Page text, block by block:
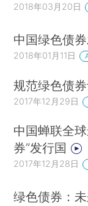
2018年03月20日
中国绿色债
2018年01月11日
规范绿色债
2017年12月29日
中国蝉联全
券”发行国
2017年12月28日
绿色债券：